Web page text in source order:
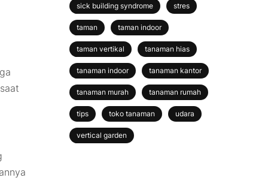
sick building syndrome stres
taman taman indoor
taman vertikal tanaman hias
tanaman indoor tanaman kantor
tanaman murah tanaman rumah
tips toko tanaman udara
vertical garden